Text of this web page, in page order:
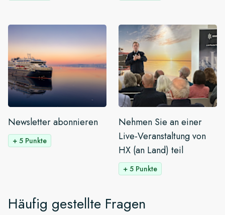
Newsletter abonnieren
+ 5 Punkte
Nehmen Sie an einer
Live-Veranstaltung von
HX (an Land) teil
+ 5 Punkte
Häufig gestellte Fragen